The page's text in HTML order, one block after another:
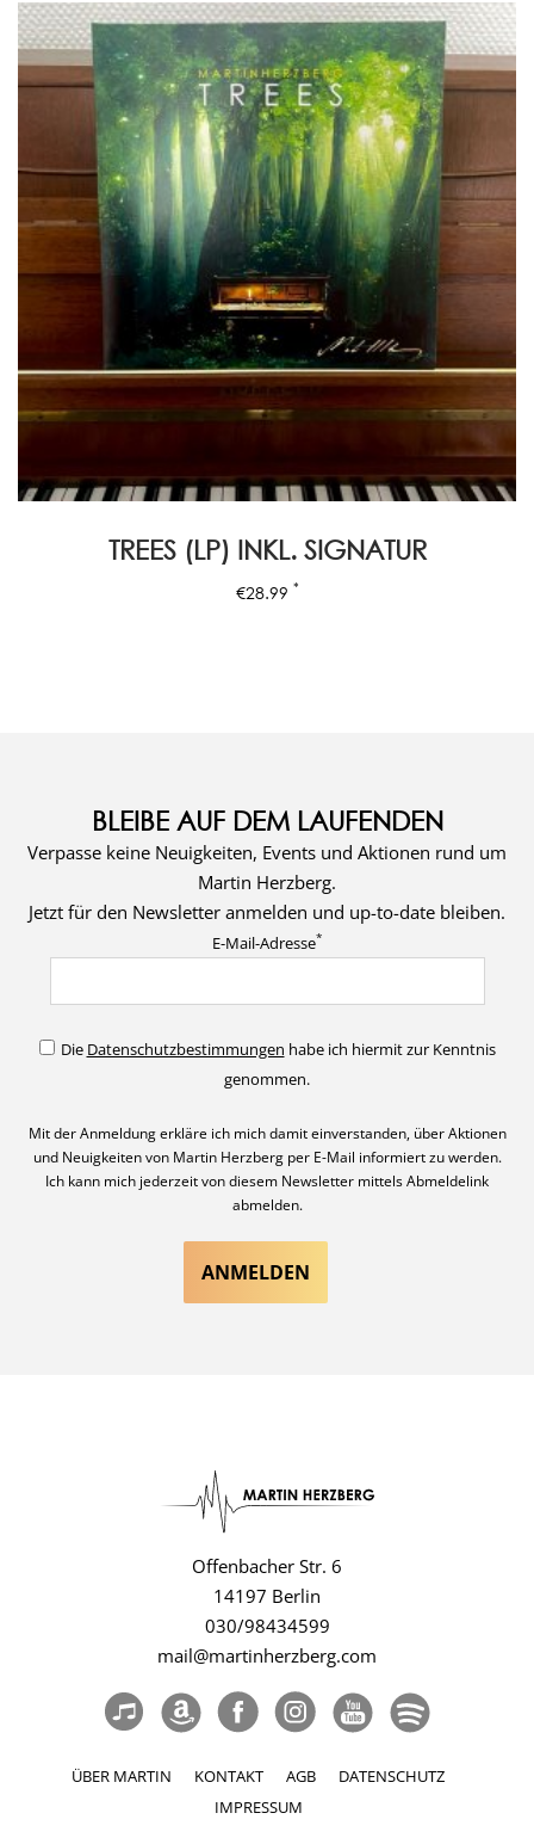
TREES (LP) INKL. SIGNATUR
€28.99 *
BLEIBE AUF DEM LAUFENDEN
Verpasse keine Neuigkeiten, Events und Aktionen rund um
Martin Herzberg.
Jetzt für den Newsletter anmelden und up-to-date bleiben.
E-Mail-Adresse*
Die Datenschutzbestimmungen habe ich hiermit zur Kenntnis
genommen.
Mit der Anmeldung erkläre ich mich damit einverstanden, über Aktionen
und Neuigkeiten von Martin Herzberg per E-Mail informiert zu werden.
Ich kann mich jederzeit von diesem Newsletter mittels Abmeldelink
abmelden.
Offenbacher Str. 6
14197 Berlin
030/98434599
mail@martinherzberg.com
ÜBER MARTIN KONTAKT AGB
DATENSCHUTZ
IMPRESSUM